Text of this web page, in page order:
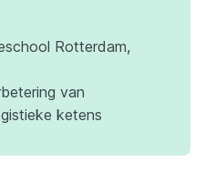
Rotterdam,
van
ketens